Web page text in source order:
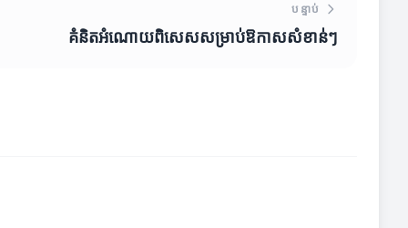
បន្ទាប់
គំនិតអំណោយពិសេសសម្រាប់ឱកាសសំខាន់ៗ